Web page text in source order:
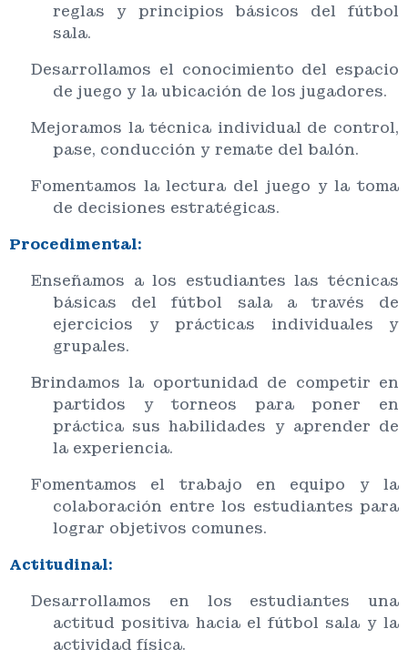
reglas y principios básicos del fútbol
sala.
Desarrollamos el conocimiento del espacio
de juego y la ubicación de los jugadores.
Mejoramos la técnica individual de control,
pase, conducción y remate del balón.
Fomentamos la lectura del juego y la toma
de decisiones estratégicas.
Procedimental:
Enseñamos a los estudiantes las técnicas
básicas del fútbol sala a través de
ejercicios y prácticas individuales y
grupales.
Brindamos la oportunidad de competir en
partidos y torneos para poner en
práctica sus habilidades y aprender de
la experiencia.
Fomentamos el trabajo en equipo y la
colaboración entre los estudiantes para
lograr objetivos comunes.
Actitudinal:
Desarrollamos en los estudiantes una
actitud positiva hacia el fútbol sala y la
actividad física.